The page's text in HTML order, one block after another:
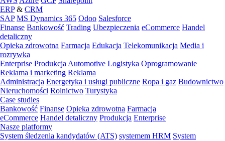
ERP& CRM
SAP MS Dynamics 365 Odoo Salesforce
Finanse Bankowość Trading Ubezpieczenia eCommerce Handel
detaliczny
Opieka zdrowotna Farmacja Edukacja Telekomunikacja Media i
rozrywka
Enterprise Produkcja Automotive Logistyka Oprogramowanie
Reklama i marketing Reklama
Administracja Energetyka i usługi publiczne Ropa i gaz Budownictwo
Nieruchomości Rolnictwo Turystyka
Case studies
Bankowość Finanse Opieka zdrowotna Farmacja
eCommerce Handel detaliczny Produkcja Enterprise
Nasze platformy
System śledzenia kandydatów (ATS) systemem HRM System